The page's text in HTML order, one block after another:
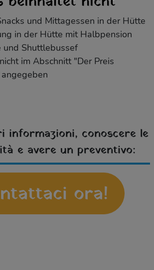
und Mittagessen in der Hütte
in der Hütte mit Halbpension
Shuttlebussef
im Abschnitt "Der Preis
informazioni, conoscere le
e avere un preventivo:
ora!